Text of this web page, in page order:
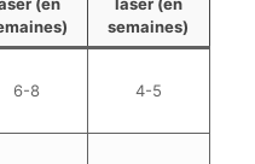
(en
laser (en
semaines)
6-8 4-5